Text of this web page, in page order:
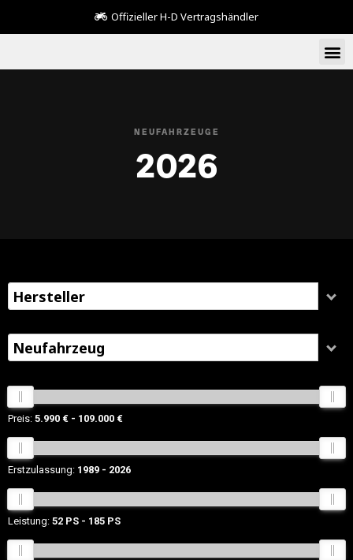
Offizieller H-D Vertragshändler
NEUFAHRZEUGE
2026
Hersteller
Neufahrzeug
Preis: 5.990 € 109.000 €
Erstzulassung: 1989 2026
Leistung: 52 PS 185 PS